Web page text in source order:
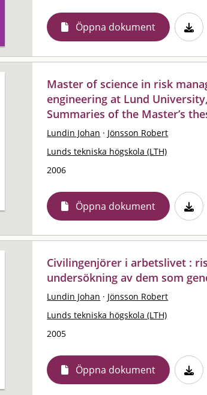
Öppna dokument
Master of science in risk
engineering at Lund
Summaries of the Master’s
Lundin Johan · Jönsson Robert
Lunds tekniska högskola (LTH)
2006
Öppna dokument
Civilingenjörer i arbetslivet :
undersökning av dem som
Lundin Johan · Jönsson Robert
Lunds tekniska högskola (LTH)
2005
Öppna dokument